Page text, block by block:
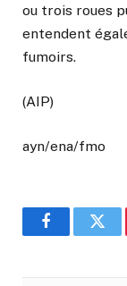
ou trois roues
entendent
fumoirs.
(AIP)
ayn/ena/fmo
Facebook